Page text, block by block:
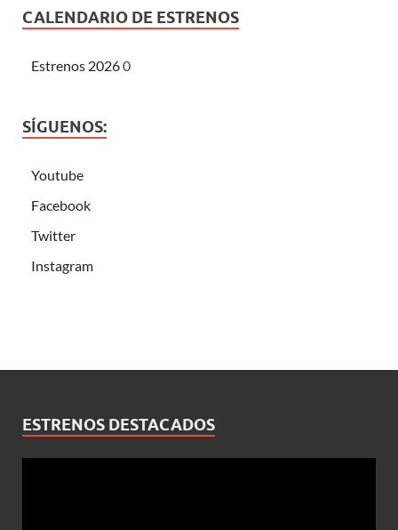
CALENDARIO DE ESTRENOS
Estrenos 20260
SÍGUENOS:
Youtube
Facebook
Twitter
Instagram
ESTRENOS DESTACADOS